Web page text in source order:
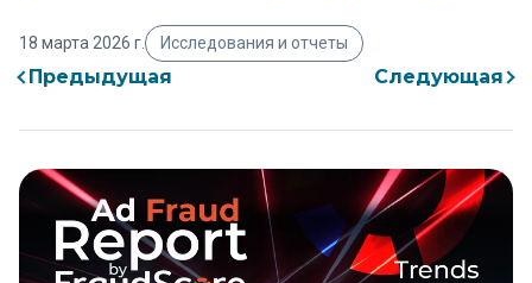
18 марта 2026 г. Исследования и отчеты
Предыдущая Следующая